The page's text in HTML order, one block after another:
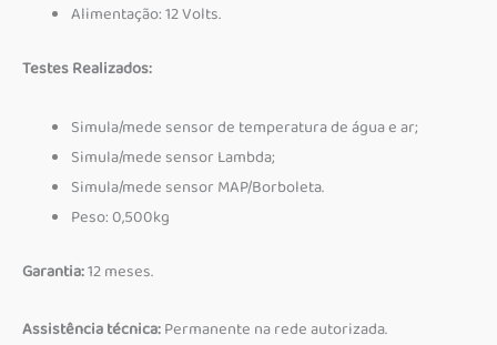
Alimentação: 12 Volts.
Testes Realizados:
Simula/mede sensor de temperatura de água e ar;
Simula/mede sensor Lambda;
Simula/mede sensor MAP/Borboleta.
Peso: 0,500kg
Garantia:12 meses.
Assistência técnica:Permanente na rede autorizada.